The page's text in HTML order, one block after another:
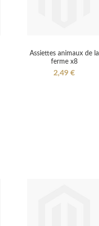
Assiettes animaux de la
ferme x8
2,49 €